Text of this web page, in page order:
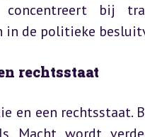
bij
in de politieke
rechtsstaat
en een rechtsstaat.